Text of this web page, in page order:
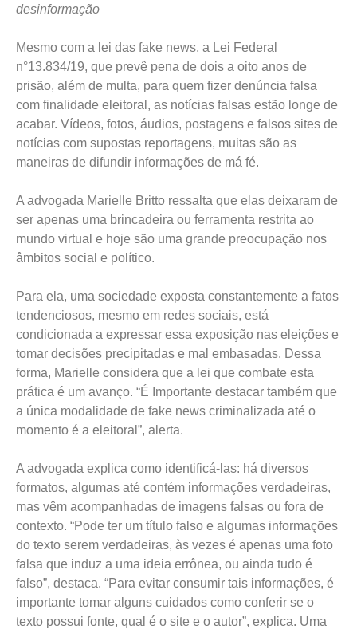
desinformação
Mesmo com a lei das fake news, a Lei Federal
n°13.834/19, que prevê pena de dois a oito anos de
prisão, além de multa, para quem fizer denúncia falsa
com finalidade eleitoral, as notícias falsas estão longe de
acabar. Vídeos, fotos, áudios, postagens e falsos sites de
notícias com supostas reportagens, muitas são as
maneiras de difundir informações de má fé.
A advogada Marielle Britto ressalta que elas deixaram de
ser apenas uma brincadeira ou ferramenta restrita ao
mundo virtual e hoje são uma grande preocupação nos
âmbitos social e político.
Para ela, uma sociedade exposta constantemente a fatos
tendenciosos, mesmo em redes sociais, está
condicionada a expressar essa exposição nas eleições e
tomar decisões precipitadas e mal embasadas. Dessa
forma, Marielle considera que a lei que combate esta
prática é um avanço. “É Importante destacar também que
a única modalidade de fake news criminalizada até o
momento é a eleitoral”, alerta.
A advogada explica como identificá-las: há diversos
formatos, algumas até contém informações verdadeiras,
mas vêm acompanhadas de imagens falsas ou fora de
contexto. “Pode ter um título falso e algumas informações
do texto serem verdadeiras, às vezes é apenas uma foto
falsa que induz a uma ideia errônea, ou ainda tudo é
falso”, destaca. “Para evitar consumir tais informações, é
importante tomar alguns cuidados como conferir se o
texto possui fonte, qual é o site e o autor”, explica. Uma